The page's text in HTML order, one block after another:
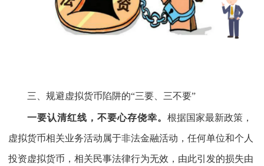
三、规避虚拟货币陷阱的“三要、三不要”
一要认清红线，不要心存侥幸。 根据国家最新政策，
虚拟货币相关业务活动属于非法金融活动，任何单位和个人
投资虚拟货币，相关民事法律行为无效，由此引发的损失由